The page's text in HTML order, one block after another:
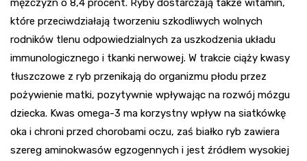
mężczyzn o 8,4 procent. Ryby dostarczają także witamin,
które przeciwdziałają tworzeniu szkodliwych wolnych
rodników tlenu odpowiedzialnych za uszkodzenia układu
immunologicznego i tkanki nerwowej. W trakcie ciąży kwasy
tłuszczowe z ryb przenikają do organizmu płodu przez
pożywienie matki, pozytywnie wpływając na rozwój mózgu
dziecka. Kwas omega-3 ma korzystny wpływ na siatkówkę
oka i chroni przed chorobami oczu, zaś białko ryb zawiera
szereg aminokwasów egzogennych i jest źródłem wysokiej